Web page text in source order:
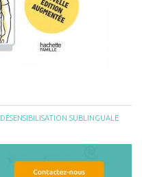
DÉSENSIBILISATION SUBLINGUALE